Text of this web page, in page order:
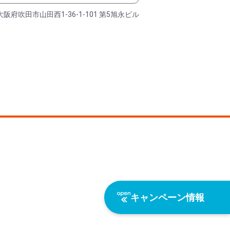
キャンペーン情報
阪府吹田市山田西1-36-1-101 第5旭永ビル